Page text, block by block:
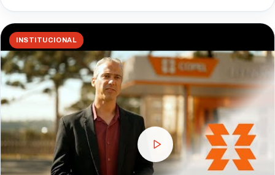
INSTITUCIONAL